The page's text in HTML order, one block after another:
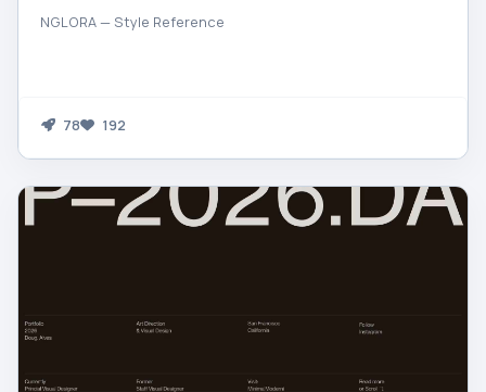
NGLORA — Style Reference
78 192